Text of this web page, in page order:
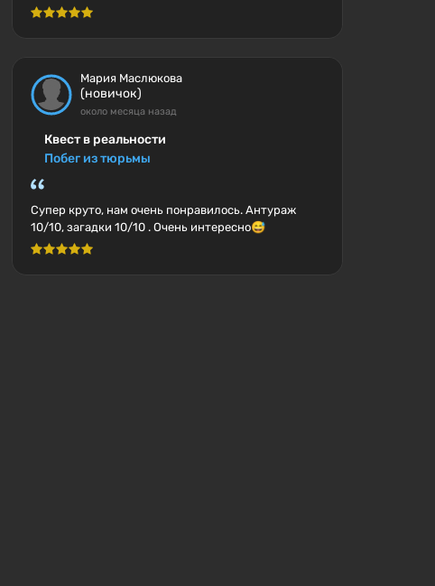
Мария Маслюкова
(новичок)
около месяца назад
Квест в реальности
Побег из тюрьмы
Супер круто, нам очень понравилось. Антураж
10/10, загадки 10/10 . Очень интересно😅